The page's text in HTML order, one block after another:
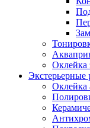
Оклейка
Экстерьерные
Оклейка